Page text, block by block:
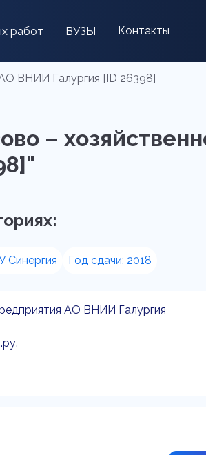
работ ВУЗЫ Контакты
АО ВНИИ Галургия [ID 26398]
–
Синергия Год сдачи: 2018
АО ВНИИ Галургия